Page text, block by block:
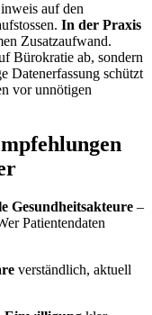
auf den
In der Praxis
Zusatzaufwand.
Bürokratie ab, sondern
Datenerfassung schützt
vor unnötigen
Gesundheitsakteure –
Patientendaten
verständlich, aktuell